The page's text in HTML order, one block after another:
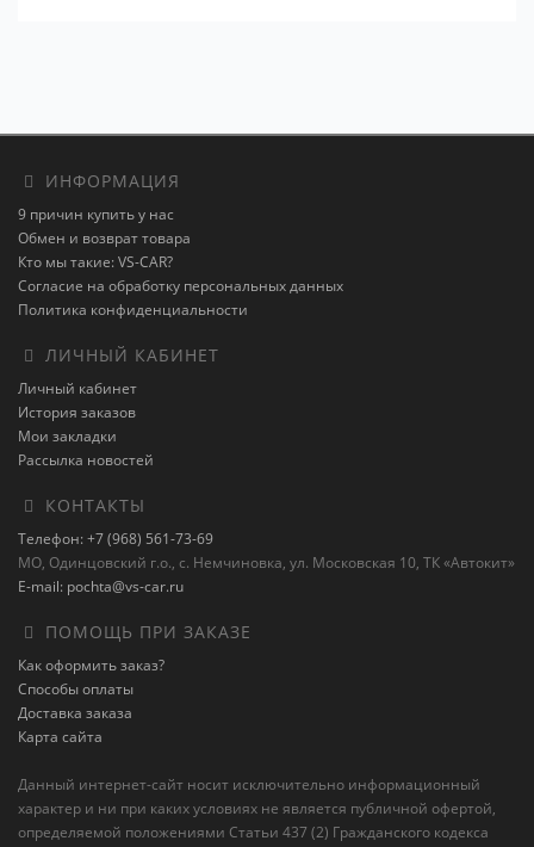
ИНФОРМАЦИЯ
9 причин купить у нас
Обмен и возврат товара
Кто мы такие: VS-CAR?
Согласие на обработку персональных данных
Политика конфиденциальности
ЛИЧНЫЙ КАБИНЕТ
Личный кабинет
История заказов
Мои закладки
Рассылка новостей
КОНТАКТЫ
Телефон: +7 (968) 561-73-69
МО, Одинцовский г.о., с. Немчиновка, ул. Московская 10, ТК «Автокит»
E-mail: pochta@vs-car.ru
ПОМОЩЬ ПРИ ЗАКАЗЕ
Как оформить заказ?
Способы оплаты
Доставка заказа
Карта сайта
Данный интернет-сайт носит исключительно информационный
характер и ни при каких условиях не является публичной офертой,
определяемой положениями Статьи 437 (2) Гражданского кодекса